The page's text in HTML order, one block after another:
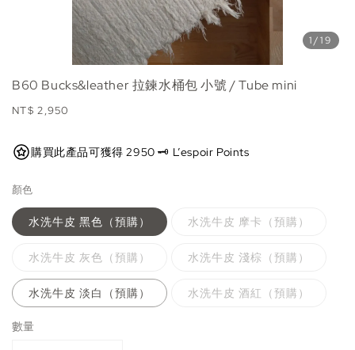
1/19
B60 Bucks&leather 拉鍊水桶包 小號 / Tube mini
Regular
NT$ 2,950
購買此產品可獲得 2950 🗝️ L’espoir Points
顏色
水洗牛皮 黑色（預購） 水洗牛皮 摩卡（預購）
水洗牛皮 灰色（預購） 水洗牛皮 淺棕（預購）
水洗牛皮 淡白（預購） 水洗牛皮 酒紅（預購）
數量